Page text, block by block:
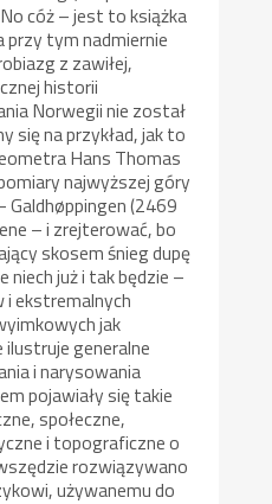
cóż – jest to książka
tym nadmiernie
z zawiłej,
historii
Norwegii nie został
się na przykład, jak to
Hans Thomas
najwyższej góry
Galdhøppingen (2469
– i zrejterować, bo
skosem śnieg dupę
niech już i tak będzie –
ekstremalnych
jak
generalne
i narysowania
pojawiały się takie
społeczne,
i topograficzne o
rozwiązywano
używanemu do